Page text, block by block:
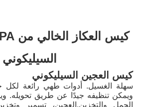
السيليكوني
كيس العجين السيليكوني
سهلة الغسيل. أدوات طهي رائعة لكل
ويمكن تنظيفه جيدًا عن طريق تحويله.
الحمل والتخزين.العجين، تسمير